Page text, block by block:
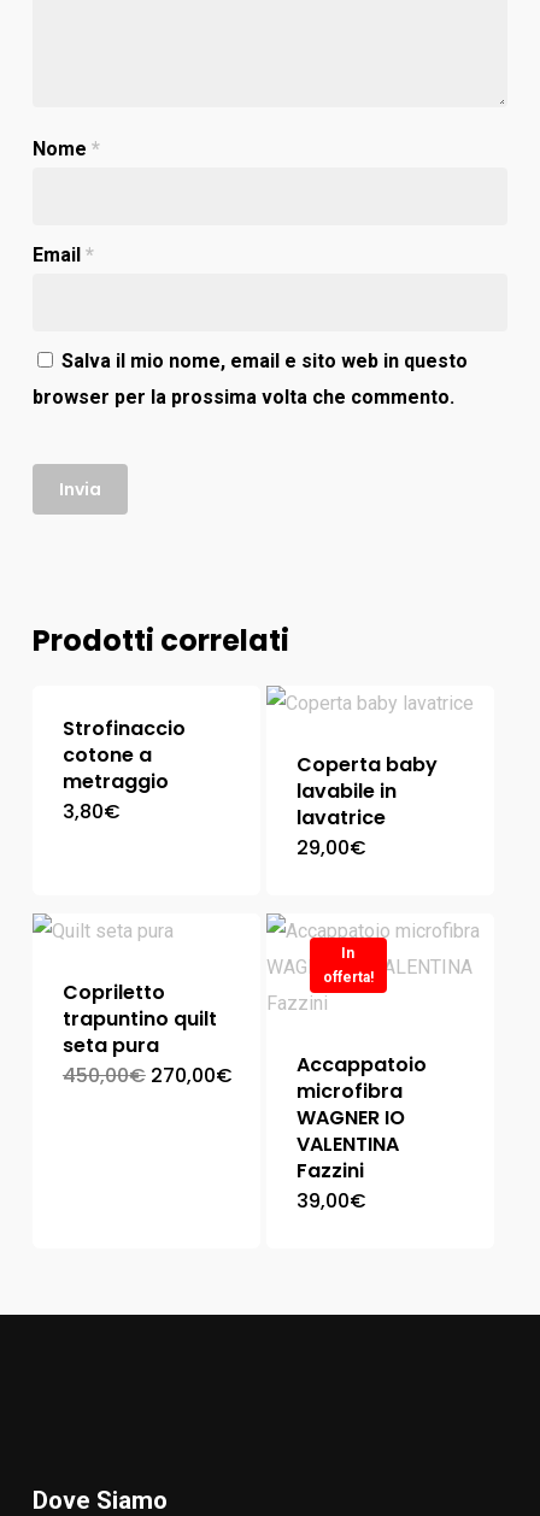
Nome *
Email *
Salva il mio nome, email e sito web in questo
browser per la prossima volta che commento.
Prodotti correlati
Strofinaccio
cotone a
metraggio
3,80€
Coperta baby
lavabile in
lavatrice
29,00€
In
offerta!
Copriletto
trapuntino quilt
seta pura
450,00€ 270,00€
Accappatoio
microfibra
WAGNER IO
VALENTINA
Fazzini
39,00€
Dove Siamo